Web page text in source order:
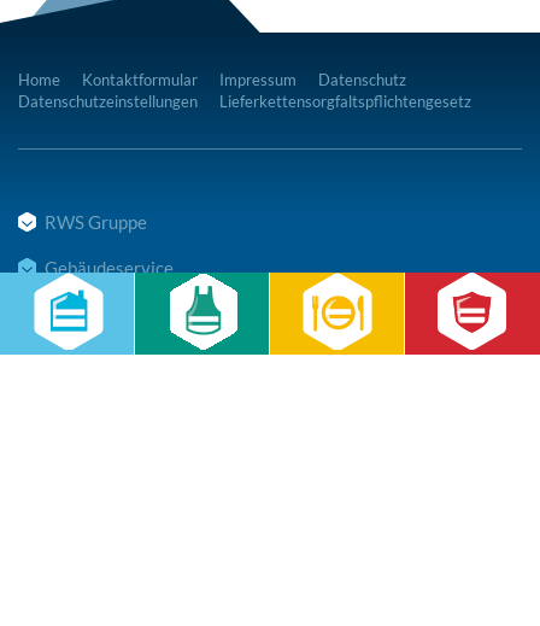
Home Kontaktformular Impressum
Datenschutz
Datenschutzeinstellungen
Lieferkettensorgfaltspflichtengesetz
RWS Gruppe
Gebäudeservice
Hauswirtschaft
Cateringservice